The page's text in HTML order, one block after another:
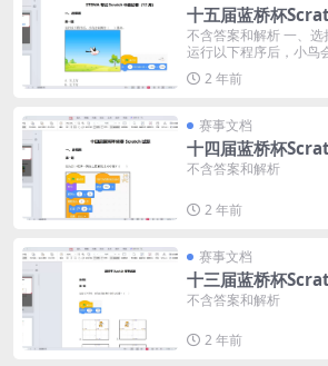
十五届蓝桥杯
不含答案和解析 一、选
运行以下程序后，小鸟
2 年前
赛事文档
十四届蓝桥杯
不含答案和解析
2 年前
赛事文档
十三届蓝桥杯
不含答案和解析
2 年前